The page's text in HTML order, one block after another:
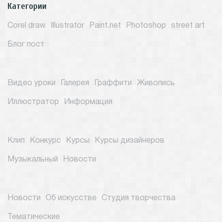
Категории
Corel draw Illustrator Paint.net Photoshop street art
Блог пост
Видео уроки Галерея Граффити Живопись
Иллюстратор Информация
Клип Конкурс Курсы Курсы дизайнеров
Музыкальный Новости
Новости Об искусстве Студия творчества
Тематические